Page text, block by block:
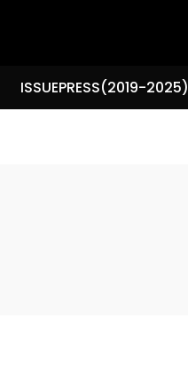
ISSUEPRESS(2019-2025)